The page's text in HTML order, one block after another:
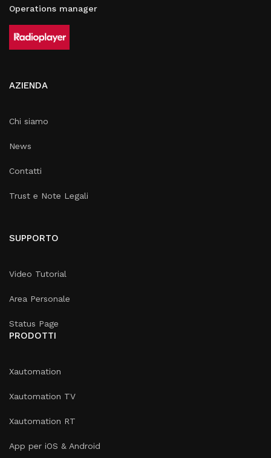
Operations manager
AZIENDA
Chi siamo
News
Contatti
Trust e Note Legali
SUPPORTO
Video Tutorial
Area Personale
Status Page
PRODOTTI
Xautomation
Xautomation TV
Xautomation RT
App per iOS & Android